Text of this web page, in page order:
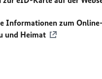
Informationen zum
und Heimat